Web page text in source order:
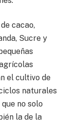
cacao,
Sucre y
el cultivo de
naturales
no solo
la de la